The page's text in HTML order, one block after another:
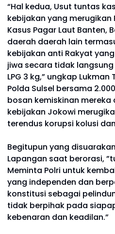
“Hal kedua, Usut tuntas
kebijakan yang
Kasus Pagar Laut Banten,
daerah daerah lain
kebijakan anti Rakyat
jiwa secara tidak
LPG 3 kg,” ungkap
Polda Sulsel bersama
bosan kemiskinan mereka
kebijakan Jokowi
terendus korupsi kolusi
Begitupun yang
Lapangan saat berorasi,
Meminta Polri untuk
yang independen dan
konstitusi sebagai
tidak berpihak pada
kebenaran dan keadilan.”